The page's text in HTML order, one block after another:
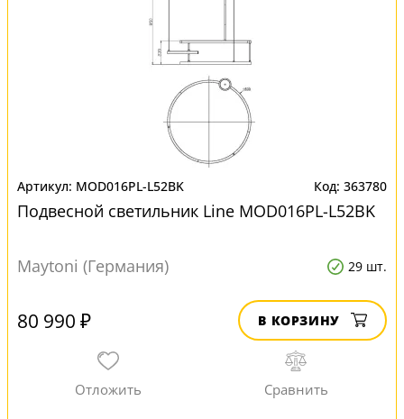
MOD016PL-L52BK 363780
Подвесной светильник Line MOD016PL-L52BK
Maytoni (Германия) 29 шт.
80 990 ₽ В КОРЗИНУ